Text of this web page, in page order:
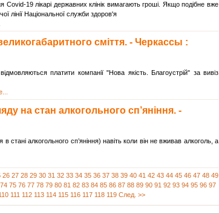
19 лікарі державних клінік вимагають гроші. Якщо подібне вже
лінії Національної служби здоров'я
сміття. - Черкассы :
платити компанії "Нова якість. Благоустрій" за вивіз
на стан алкогольного сп’яніння. -
алкогольного сп’яніння) навіть коли він не вживав алкоголь, а
26 27 28 29 30 31 32 33 34 35 36 37 38 39 40 41 42 43 44 45 46 47 48 49
74 75 76 77 78 79 80 81 82 83 84 85 86 87 88 89 90 91 92 93 94 95 96 97
111 112 113 114 115 116 117 118 119 След. >>